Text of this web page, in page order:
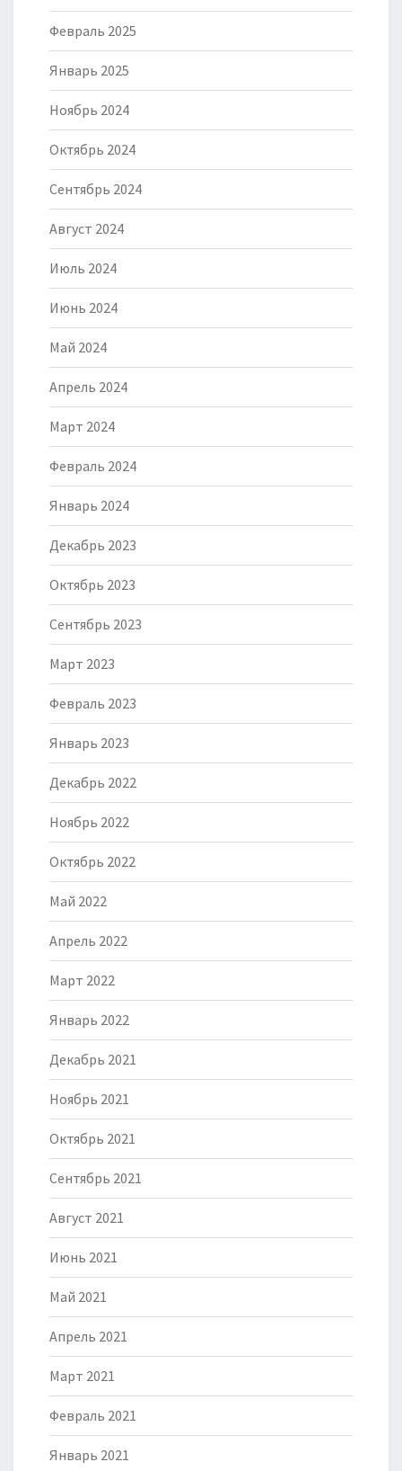
Февраль 2025
Январь 2025
Ноябрь 2024
Октябрь 2024
Сентябрь 2024
Август 2024
Июль 2024
Июнь 2024
Май 2024
Апрель 2024
Март 2024
Февраль 2024
Январь 2024
Декабрь 2023
Октябрь 2023
Сентябрь 2023
Март 2023
Февраль 2023
Январь 2023
Декабрь 2022
Ноябрь 2022
Октябрь 2022
Май 2022
Апрель 2022
Март 2022
Январь 2022
Декабрь 2021
Ноябрь 2021
Октябрь 2021
Сентябрь 2021
Август 2021
Июнь 2021
Май 2021
Апрель 2021
Март 2021
Февраль 2021
Январь 2021